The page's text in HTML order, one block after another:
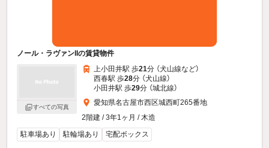
ノール・ラヴァンIIの賃貸物件
すべての写真
上小田井駅 歩21分 （犬山線など）
西春駅 歩28分 （犬山線）
小田井駅 歩29分 （城北線）
愛知県名古屋市西区城西町265番地
2階建 / 3年1ヶ月 / 木造
駐車場あり
駐輪場あり 宅配ボックス